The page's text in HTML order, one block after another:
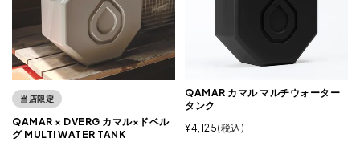
当店限定
QAMAR × DVERG カマル×ドベル
グ MULTI WATER TANK
QAMAR カマル マルチウォーター
タンク
¥4,125 税込